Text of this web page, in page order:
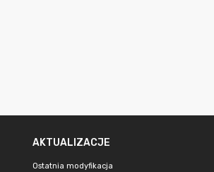
AKTUALIZACJE
Ostatnia modyfikacja